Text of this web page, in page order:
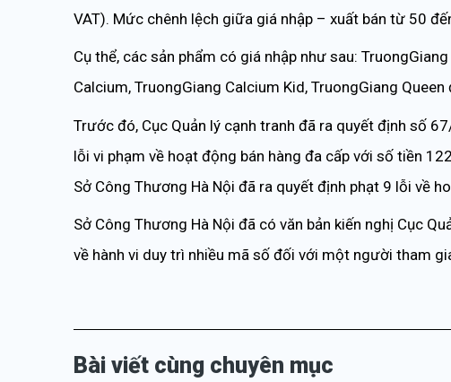
VAT). Mức chênh lệch giữa giá nhập – xuất bán từ 50
Cụ thể, các sản phẩm có giá nhập như sau:
Calcium, TruongGiang Calcium Kid, TruongGiang
Trước đó, Cục Quản lý cạnh tranh đã ra quyết định số
lỗi vi phạm về hoạt động bán hàng đa cấp với số tiền
Sở Công Thương Hà Nội đã ra quyết định phạt 9 lỗi về
Sở Công Thương Hà Nội đã có văn bản kiến nghị Cục
về hành vi duy trì nhiều mã số đối với một người tham
Bài viết cùng chuyên mục